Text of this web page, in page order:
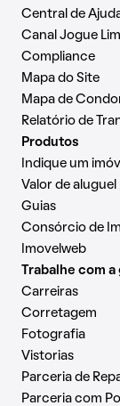
Central de
Canal Jogue
Compliance
Mapa do Site
Mapa de
Relatório de
Produtos
Indique um
Valor de
Guias
Consórcio de
Imovelweb
Trabalhe com a
Carreiras
Corretagem
Fotografia
Vistorias
Parceria de
Parceria com